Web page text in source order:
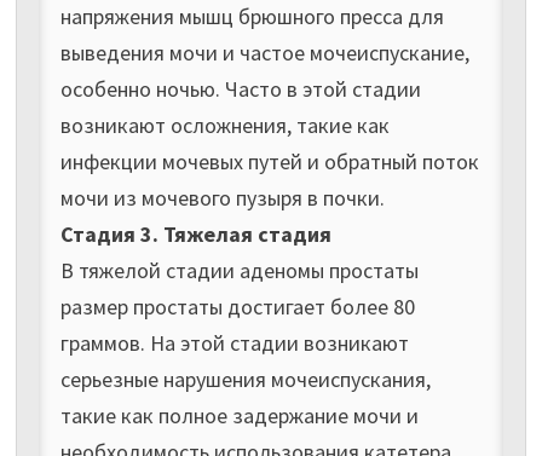
напряжения мышц брюшного пресса для
выведения мочи и частое мочеиспускание,
особенно ночью. Часто в этой стадии
возникают осложнения, такие как
инфекции мочевых путей и обратный поток
мочи из мочевого пузыря в почки.
Стадия 3. Тяжелая стадия
В тяжелой стадии аденомы простаты
размер простаты достигает более 80
граммов. На этой стадии возникают
серьезные нарушения мочеиспускания,
такие как полное задержание мочи и